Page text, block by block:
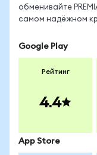
обменивайте
самом надёжном
Google Play
Рейтинг
4.4
App Store